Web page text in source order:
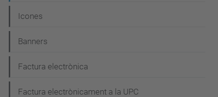
Icones
Banners
Factura electrònica
Factura electrònicament a la UPC